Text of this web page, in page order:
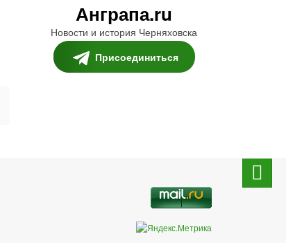
Анграпа.ru
Новости и история Черняховска
Присоединиться